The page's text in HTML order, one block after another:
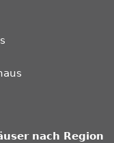
nach Region